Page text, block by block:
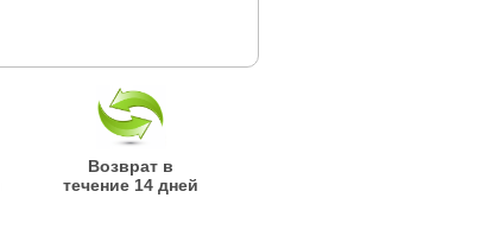
Возврат в
течение 14 дней